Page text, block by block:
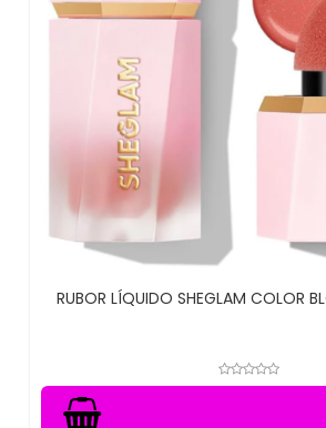
RUBOR LÍQUIDO SHEGLAM COLOR